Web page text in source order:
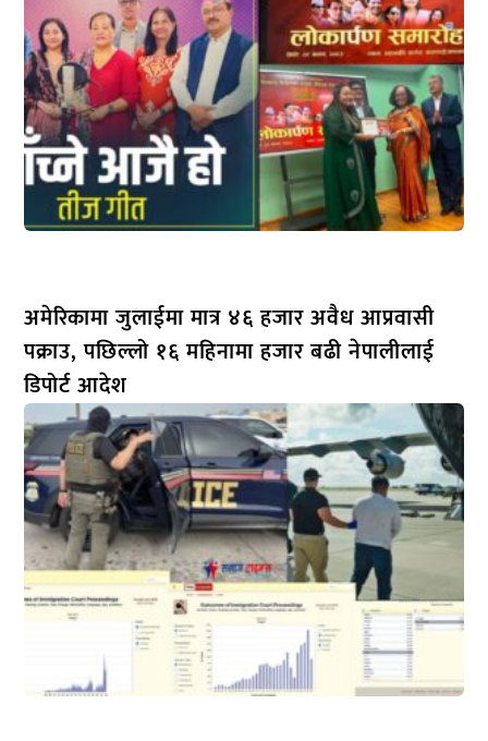
अमेरिकामा जुलाईमा मात्र ४६ हजार अवैध आप्रवासी
पक्राउ, पछिल्लो १६ महिनामा हजार बढी नेपालीलाई
डिपोर्ट आदेश